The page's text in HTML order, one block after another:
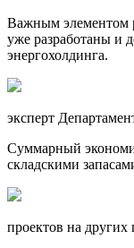
Важным элементом
уже разработаны и
энергохолдинга.
эксперт
Суммарный
складскими
проектов на